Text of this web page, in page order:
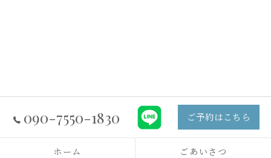
090-7550-1830 ご予約はこちら
ホーム ごあいさつ